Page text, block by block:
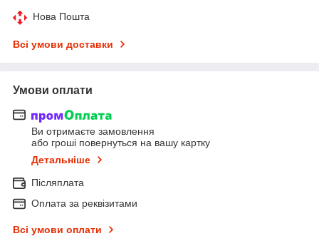
Нова Пошта
Всі умови доставки
Умови оплати
Ви отримаєте замовлення
або гроші повернуться на вашу картку
Детальніше
Післяплата
Оплата за реквізитами
Всі умови оплати